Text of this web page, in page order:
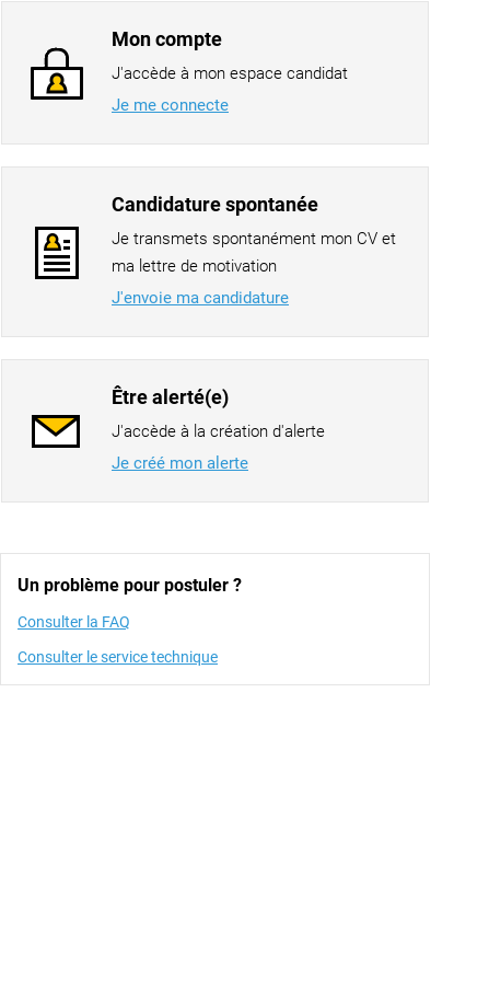
Mon compte
J'accède à mon espace candidat
Je me connecte
Candidature spontanée
Je transmets spontanément mon CV et
ma lettre de motivation
J'envoie ma candidature
Être alerté(e)
J'accède à la création d'alerte
Je créé mon alerte
Un problème pour postuler ?
Consulter la FAQ
Consulter le service technique